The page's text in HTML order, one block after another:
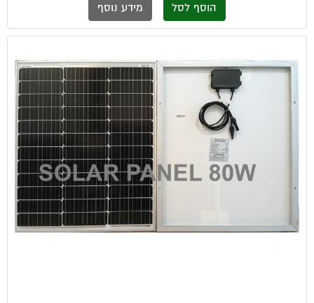
הוסף לסל מידע נוסף